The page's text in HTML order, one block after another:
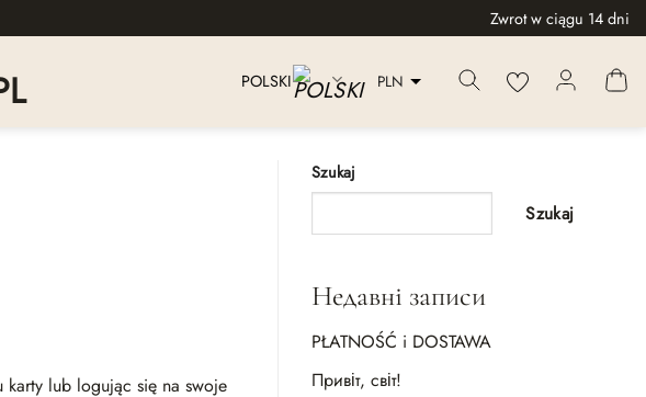
Zwrot w ciągu 14 dni
POLSKI PLN
karty lub logując się na swoje
Szukaj
Szukaj
Недавні записи
PŁATNOŚĆ i DOSTAWA
Привіт, світ!